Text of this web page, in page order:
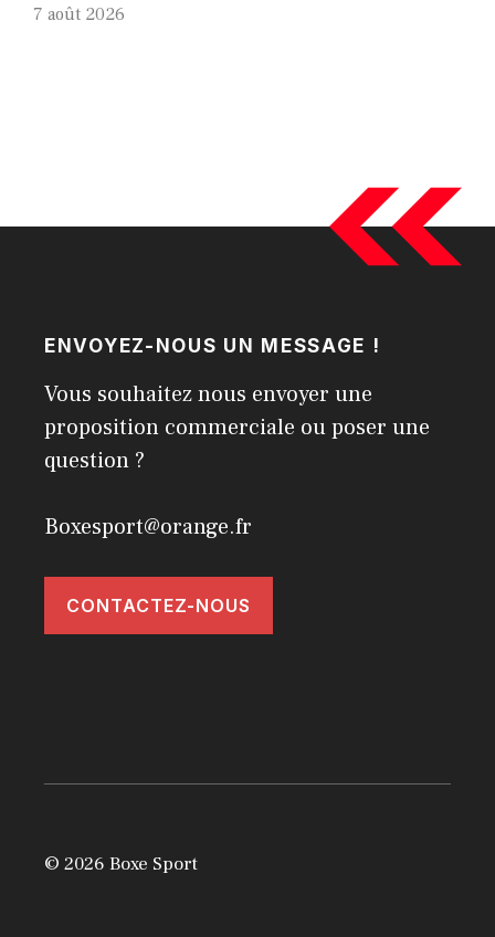
7 août 2026
ENVOYEZ-NOUS UN MESSAGE !
Vous souhaitez nous envoyer une
proposition commerciale ou poser une
question ?
Boxesport@orange.fr
CONTACTEZ-NOUS
© 2026 Boxe Sport